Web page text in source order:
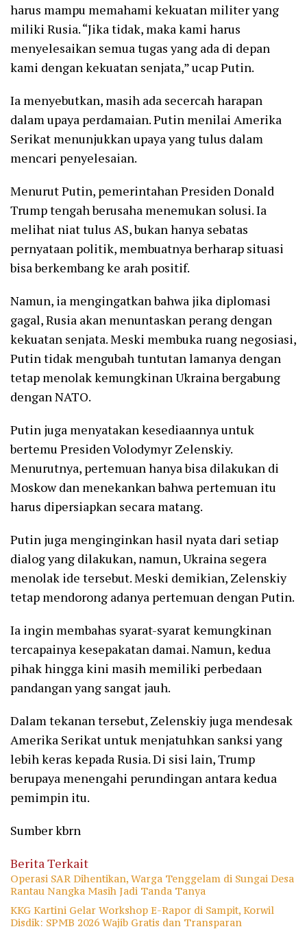
harus mampu memahami kekuatan militer yang
miliki Rusia. “Jika tidak, maka kami harus
menyelesaikan semua tugas yang ada di depan
kami dengan kekuatan senjata,” ucap Putin.
Ia menyebutkan, masih ada secercah harapan
dalam upaya perdamaian. Putin menilai Amerika
Serikat menunjukkan upaya yang tulus dalam
mencari penyelesaian.
Menurut Putin, pemerintahan Presiden Donald
Trump tengah berusaha menemukan solusi. Ia
melihat niat tulus AS, bukan hanya sebatas
pernyataan politik, membuatnya berharap situasi
bisa berkembang ke arah positif.
Namun, ia mengingatkan bahwa jika diplomasi
gagal, Rusia akan menuntaskan perang dengan
kekuatan senjata. Meski membuka ruang negosiasi,
Putin tidak mengubah tuntutan lamanya dengan
tetap menolak kemungkinan Ukraina bergabung
dengan NATO.
Putin juga menyatakan kesediaannya untuk
bertemu Presiden Volodymyr Zelenskiy.
Menurutnya, pertemuan hanya bisa dilakukan di
Moskow dan menekankan bahwa pertemuan itu
harus dipersiapkan secara matang.
Putin juga menginginkan hasil nyata dari setiap
dialog yang dilakukan, namun, Ukraina segera
menolak ide tersebut. Meski demikian, Zelenskiy
tetap mendorong adanya pertemuan dengan Putin.
Ia ingin membahas syarat-syarat kemungkinan
tercapainya kesepakatan damai. Namun, kedua
pihak hingga kini masih memiliki perbedaan
pandangan yang sangat jauh.
Dalam tekanan tersebut, Zelenskiy juga mendesak
Amerika Serikat untuk menjatuhkan sanksi yang
lebih keras kepada Rusia. Di sisi lain, Trump
berupaya menengahi perundingan antara kedua
pemimpin itu.
Sumber kbrn
Berita Terkait
Operasi SAR Dihentikan, Warga Tenggelam di Sungai Desa
Rantau Nangka Masih Jadi Tanda Tanya
KKG Kartini Gelar Workshop E-Rapor di Sampit, Korwil
Disdik: SPMB 2026 Wajib Gratis dan Transparan